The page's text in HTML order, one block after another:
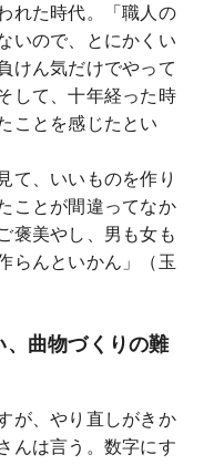
れた時代。「職人の
いので、とにかくい
けん気だけでやって
して、十年経った時
ことを感じたとい
て、いいものを作り
ことが間違ってなか
褒美やし、男も女も
らんといかん」（玉
曲物づくりの難
が、やり直しがきか
んは言う。数字にす